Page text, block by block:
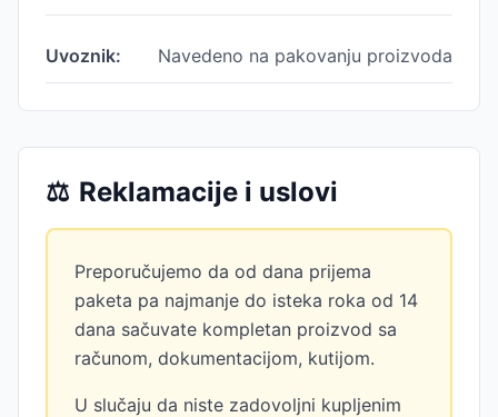
Uvoznik: Navedeno na pakovanju proizvoda
⚖️ Reklamacije i uslovi
Preporučujemo da od dana prijema
paketa pa najmanje do isteka roka od 14
dana sačuvate kompletan proizvod sa
računom, dokumentacijom, kutijom.
U slučaju da niste zadovoljni kupljenim